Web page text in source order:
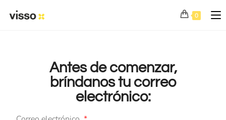
0
Antes de comenzar,
bríndanos tu correo
electrónico: